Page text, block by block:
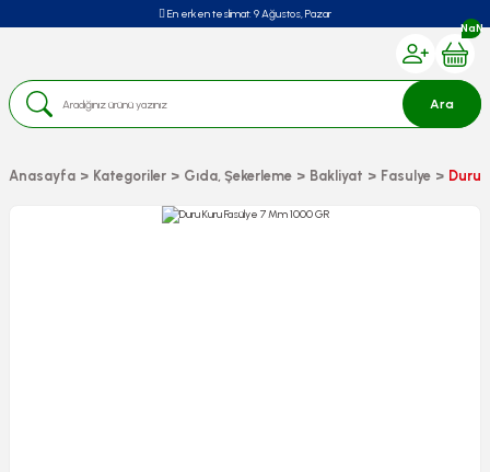
En erken teslimat: 9 Ağustos, Pazar
Ara
NaN
Anasayfa Kategoriler Gıda, Şekerleme Bakliyat Fasulye Duru